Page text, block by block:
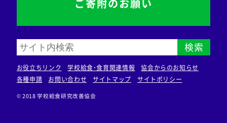
検索
お役立ちリンク 学校給食・食育関連情報
協会からのお知らせ
各種申請
お問い合わせ サイトマップ サイトポリシー
© 2018 学校給食研究改善協会
ご寄附のお願い